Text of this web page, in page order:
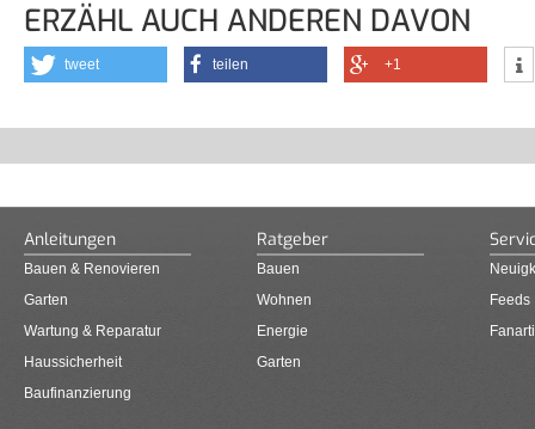
ERZÄHL AUCH ANDEREN DAVON
tweet teilen +1
Anleitungen
Bauen & Renovieren
Garten
Wartung & Reparatur
Haussicherheit
Baufinanzierung
Ratgeber
Bauen
Wohnen
Energie
Garten
Feeds